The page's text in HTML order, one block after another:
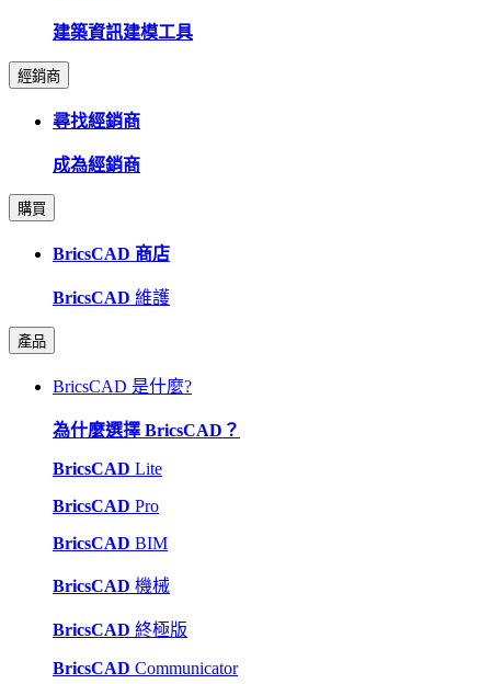
建築資訊建模工具
經銷商
尋找經銷商
成為經銷商
購買
BricsCAD 商店
BricsCAD 維護
產品
BricsCAD 是什麼?
為什麼選擇 BricsCAD？
BricsCAD Lite
BricsCAD Pro
BricsCAD BIM
BricsCAD 機械
BricsCAD 終極版
BricsCAD Communicator